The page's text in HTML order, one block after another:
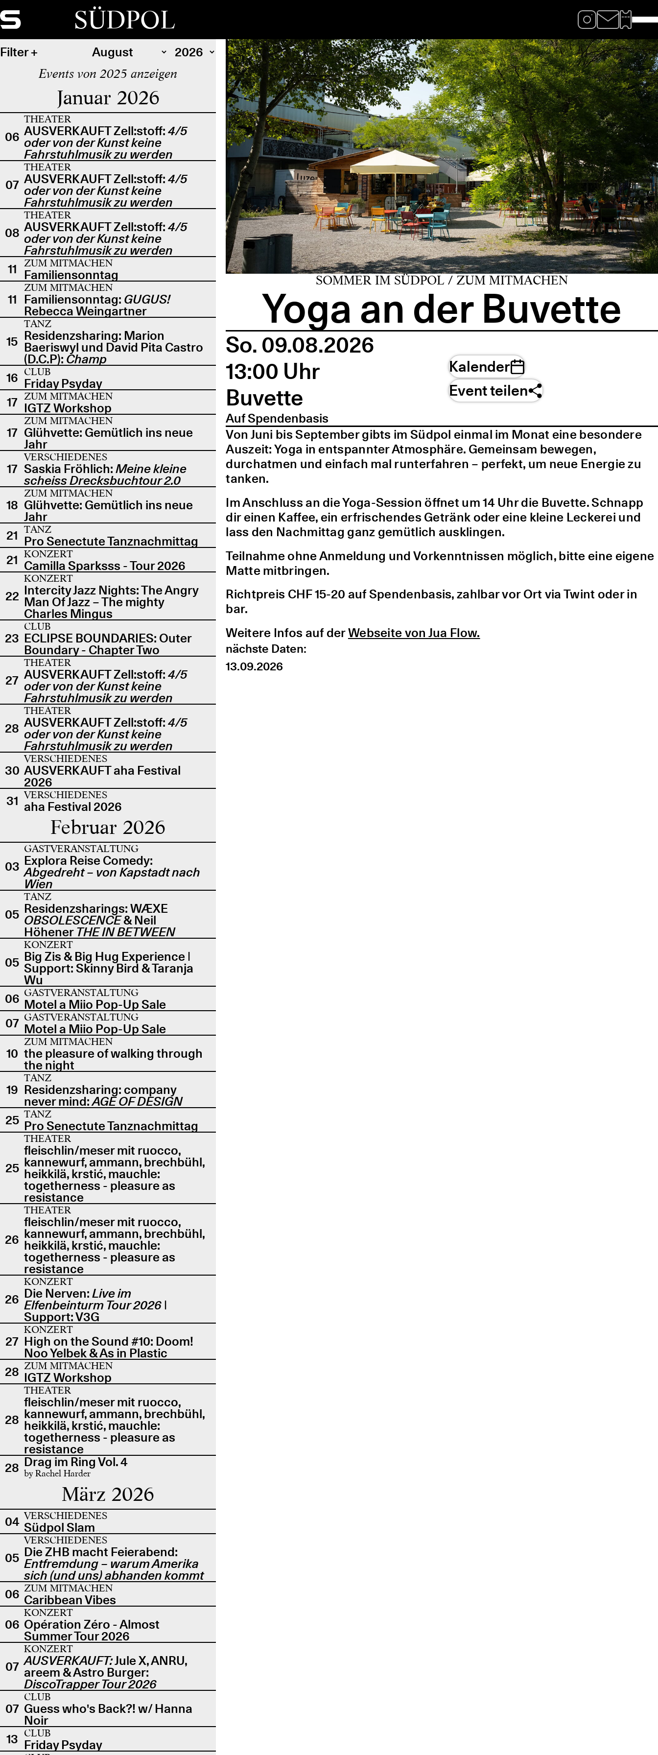
SÜDPOL
Filter
Events von 2025 anzeigen
Januar 2026
06
THEATER
AUSVERKAUFT Zell:stoff: 4/5
oder von der Kunst keine
Fahrstuhlmusik zu werden
07
THEATER
AUSVERKAUFT Zell:stoff: 4/5
oder von der Kunst keine
Fahrstuhlmusik zu werden
08
THEATER
AUSVERKAUFT Zell:stoff: 4/5
oder von der Kunst keine
Fahrstuhlmusik zu werden
11
ZUM MITMACHEN
Familiensonntag
11
ZUM MITMACHEN
Familiensonntag: GUGUS!
Rebecca Weingartner
15
TANZ
Residenzsharing: Marion
Baeriswyl und David Pita Castro
(D.C.P): Champ
16 CLUB
Friday Psyday
17 ZUM MITMACHEN
IGTZ Workshop
17
ZUM MITMACHEN
Glühvette: Gemütlich ins neue
Jahr
17
VERSCHIEDENES
Saskia Fröhlich: Meine kleine
scheiss Drecksbuchtour 2.0
18
ZUM MITMACHEN
Glühvette: Gemütlich ins neue
Jahr
21 TANZ
Pro Senectute Tanznachmittag
21 KONZERT
Camilla Sparksss - Tour 2026
22
KONZERT
Intercity Jazz Nights: The Angry
Man Of Jazz – The mighty
Charles Mingus
23
CLUB
ECLIPSE BOUNDARIES: Outer
Boundary - Chapter Two
27
THEATER
AUSVERKAUFT Zell:stoff: 4/5
oder von der Kunst keine
Fahrstuhlmusik zu werden
28
THEATER
AUSVERKAUFT Zell:stoff: 4/5
oder von der Kunst keine
Fahrstuhlmusik zu werden
30
VERSCHIEDENES
AUSVERKAUFT aha Festival
2026
31 VERSCHIEDENES
aha Festival 2026
Februar 2026
03
GASTVERANSTALTUNG
Explora Reise Comedy:
Abgedreht – von Kapstadt nach
Wien
05
TANZ
Residenzsharings: WÆXE
OBSOLESCENCE& Neil
Höhener THE IN BETWEEN
05
KONZERT
Big Zis & Big Hug Experience |
Support: Skinny Bird & Taranja
Wu
06 GASTVERANSTALTUNG
Motel a Miio Pop-Up Sale
07 GASTVERANSTALTUNG
Motel a Miio Pop-Up Sale
10
ZUM MITMACHEN
the pleasure of walking through
the night
19
TANZ
Residenzsharing: company
never mind:AGE OF DESIGN
25 TANZ
Pro Senectute Tanznachmittag
25
THEATER
fleischlin/meser mit ruocco,
kannewurf, ammann, brechbühl,
heikkilä, krstić, mauchle:
togetherness - pleasure as
resistance
26
THEATER
fleischlin/meser mit ruocco,
kannewurf, ammann, brechbühl,
heikkilä, krstić, mauchle:
togetherness - pleasure as
resistance
26
KONZERT
Die Nerven:Live im
Elfenbeinturm Tour 2026 |
Support: V3G
27
KONZERT
High on the Sound #10: Doom!
Noo Yelbek & As in Plastic
28 ZUM MITMACHEN
IGTZ Workshop
28
THEATER
fleischlin/meser mit ruocco,
kannewurf, ammann, brechbühl,
heikkilä, krstić, mauchle:
togetherness - pleasure as
resistance
28 Drag im Ring Vol. 4
by Rachel Harder
März 2026
04 VERSCHIEDENES
Südpol Slam
05
VERSCHIEDENES
Die ZHB macht Feierabend:
Entfremdung – warum Amerika
sich (und uns) abhanden kommt
06 ZUM MITMACHEN
Caribbean Vibes
06
KONZERT
Opération Zéro - Almost
Summer Tour 2026
07
KONZERT
AUSVERKAUFT:Jule X, ANRU,
areem & Astro Burger:
DiscoTrapper Tour 2026
07
CLUB
Guess who's Back?! w/ Hanna
Noir
13 CLUB
Friday Psyday
SOMMER IM SÜDPOL / ZUM MITMACHEN
Yoga an der Buvette
So. 09.08.2026
13:00 Uhr
Buvette
Auf Spendenbasis
Kalender
Event teilen
Von Juni bis September gibts im Südpol einmal im Monat eine besondere
Auszeit: Yoga in entspannter Atmosphäre. Gemeinsam bewegen,
durchatmen und einfach mal runterfahren – perfekt, um neue Energie zu
tanken.
Im Anschluss an die Yoga-Session öffnet um 14 Uhr die Buvette. Schnapp
dir einen Kaffee, ein erfrischendes Getränk oder eine kleine Leckerei und
lass den Nachmittag ganz gemütlich ausklingen.
Teilnahme ohne Anmeldung und Vorkenntnissen möglich, bitte eine eigene
Matte mitbringen.
Richtpreis CHF 15-20 auf Spendenbasis, zahlbar vor Ort via Twint oder in
bar.
Weitere Infos auf derWebseite von Jua Flow.
nächste Daten:
13.09.2026